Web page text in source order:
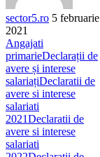
sector5.ro 5 februarie
2021
Angajati
primarieDeclarații de
avere și interese
salariațiDeclaratii de
avere si interese
salariati
2021Declaratii de
avere si interese
salariati